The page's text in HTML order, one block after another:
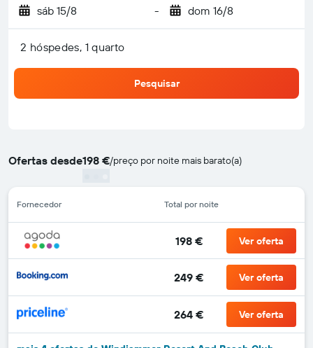
sáb 15/8 - dom 16/8
2 hóspedes, 1 quarto
Pesquisar
Ofertas desde198 €/preço por noite mais barato(a)
Fornecedor Total por noite
198 € Ver oferta
249 € Ver oferta
264 € Ver oferta